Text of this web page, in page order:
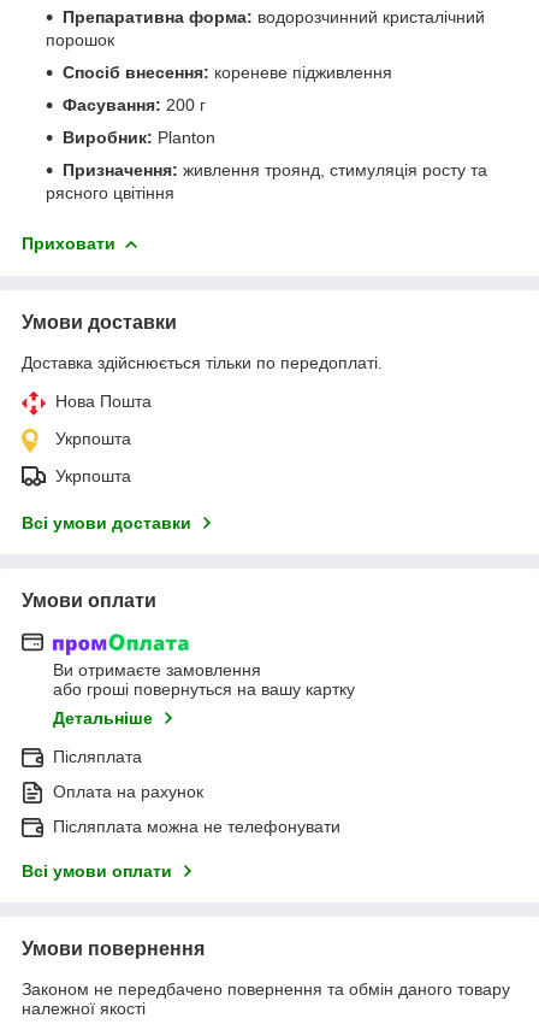
Препаративна форма: водорозчинний кристалічний
порошок
Спосіб внесення: кореневе підживлення
Фасування: 200 г
Виробник: Planton
Призначення: живлення троянд, стимуляція росту та
рясного цвітіння
Приховати
Умови доставки
Доставка здійснюється тільки по передоплаті.
Нова Пошта
Укрпошта
Укрпошта
Всі умови доставки
Умови оплати
Ви отримаєте замовлення
або гроші повернуться на вашу картку
Детальніше
Післяплата
Оплата на рахунок
Післяплата можна не телефонувати
Всі умови оплати
Умови повернення
Законом не передбачено повернення та обмін даного товару
належної якості